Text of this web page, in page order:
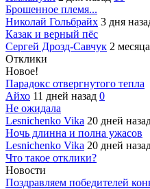
Брошенное племя...
Николай Гольбрайх 3 дня
Казак и верный пёс
Сергей Дрозд-Савчук 2
Отклики
Новое!
Парадокс отвергнутого тепла
Айхо 11 дней назад 0
Не ожидала
Lesnichenko Vika 20 дней
Ночь длинна и полна ужасов
Lesnichenko Vika 20 дней
Что такое отклики?
Новости
Поздравляем победителей